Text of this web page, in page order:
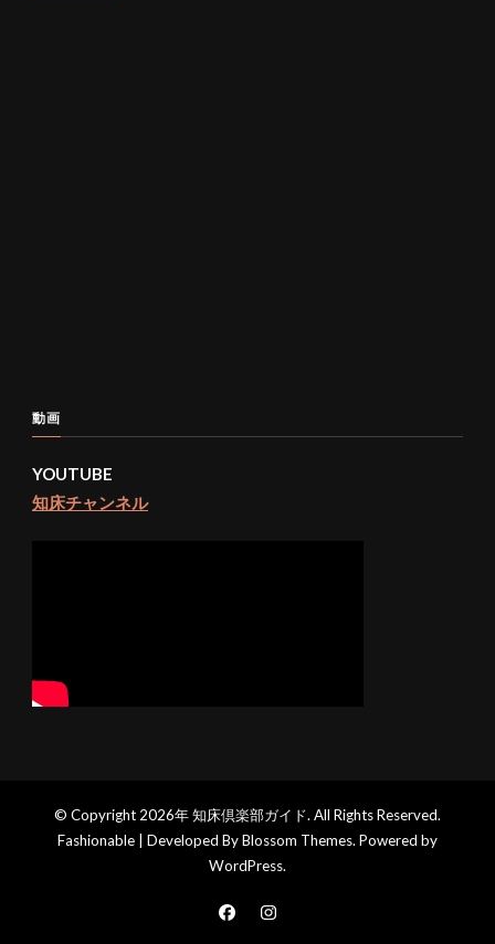
動画
YOUTUBE
知床チャンネル
© Copyright 2026年知床倶楽部ガイド. All Rights Reserved.
Fashionable | Developed ByBlossom Themes. Powered by
WordPress.